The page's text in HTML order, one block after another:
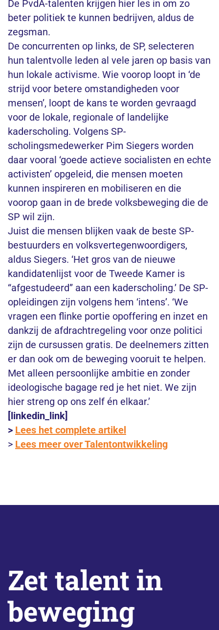
De PvdA-talenten krijgen hier les in om zo
beter politiek te kunnen bedrijven, aldus de
zegsman.
De concurrenten op links, de SP, selecteren
hun talentvolle leden al vele jaren op basis van
hun lokale activisme. Wie voorop loopt in ‘de
strijd voor betere omstandigheden voor
mensen’, loopt de kans te worden gevraagd
voor de lokale, regionale of landelijke
kaderscholing. Volgens SP-
scholingsmedewerker Pim Siegers worden
daar vooral ‘goede actieve socialisten en echte
activisten’ opgeleid, die mensen moeten
kunnen inspireren en mobiliseren en die
voorop gaan in de brede volksbeweging die de
SP wil zijn.
Juist die mensen blijken vaak de beste SP-
bestuurders en volksvertegenwoordigers,
aldus Siegers. ‘Het gros van de nieuwe
kandidatenlijst voor de Tweede Kamer is
“afgestudeerd” aan een kaderscholing.’ De SP-
opleidingen zijn volgens hem ‘intens’. ‘We
vragen een flinke portie opoffering en inzet en
dankzij de afdrachtregeling voor onze politici
zijn de cursussen gratis. De deelnemers zitten
er dan ook om de beweging vooruit te helpen.
Met alleen persoonlijke ambitie en zonder
ideologische bagage red je het niet. We zijn
hier streng op ons zelf én elkaar.’
[linkedin_link]
> Lees het complete artikel
> Lees meer over Talentontwikkeling
Zet talent in
beweging